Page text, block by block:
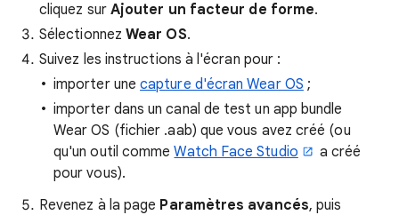
cliquez sur Ajouter un facteur de forme.
SélectionnezWear OS.
Suivez les instructions à l'écran pour :
importer unecapture d'écran Wear OS ;
importer dans un canal de test un app bundle
Wear OS (fichier .aab) que vous avez créé (ou
qu'un outil commeWatch Face Studio
a créé
pour vous).
Revenez à la page Paramètres avancés, puis